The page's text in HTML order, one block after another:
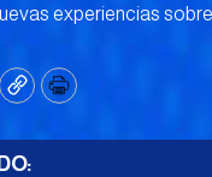
experiencias sobre
CopyPrint